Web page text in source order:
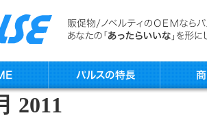
2011